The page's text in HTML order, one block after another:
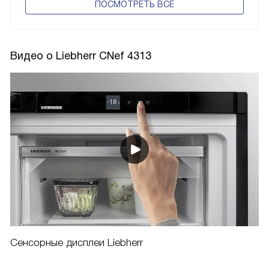
ПОCМОТРЕТЬ ВСЕ
Видео о Liebherr CNef 4313
Сенсорные дисплеи Liebherr